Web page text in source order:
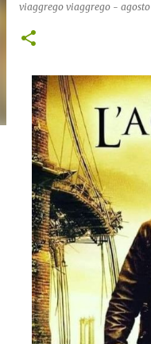
viaggrego viaggrego -